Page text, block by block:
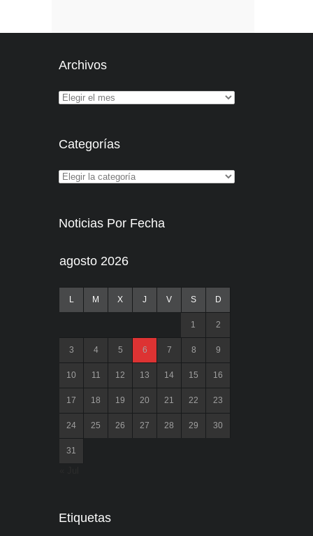
Archivos
Categorías
Noticias Por Fecha
agosto 2026
L M X J V S D
1 2
3 4 5 6 7 8 9
10 11 12 13 14 15 16
17 18 19 20 21 22 23
24 25 26 27 28 29 30
31
Etiquetas